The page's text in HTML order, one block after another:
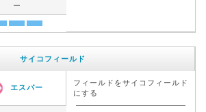
ー
サイコフィールド
エスパー
フィールドをサイコフィールド
にする